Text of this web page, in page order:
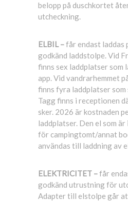
belopp på duschkortet
utcheckning.
ELBIL –får endast laddas
godkänd laddstolpe. Vid
finns sex laddplatser som
app. Vid vandrarhemmet
finns fyra laddplatser
Tagg finns i receptionen
sker. 2026 är kostnaden
laddplatser. Den el som
för campingtomt/annat
användas till laddning av
ELEKTRICITET –får
godkänd utrustning för
Adapter till elstolpe går